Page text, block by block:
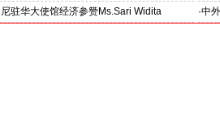
尔塔阁下访问中国国际期货股份有限公司
驻华大使馆经济参赞Ms.Sari Widita
·中